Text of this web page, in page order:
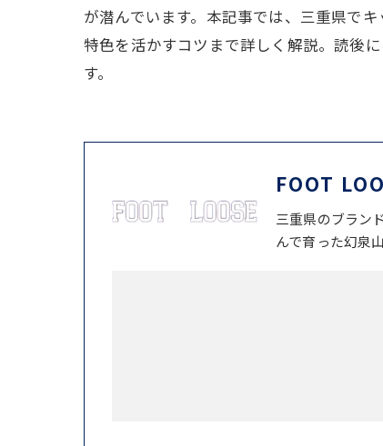
が潜んでいます。本記事では、三重県で
特色を活かすコツまで詳しく解説。読後
す。
FOOT
三重県のブラン
んで育った幻泉